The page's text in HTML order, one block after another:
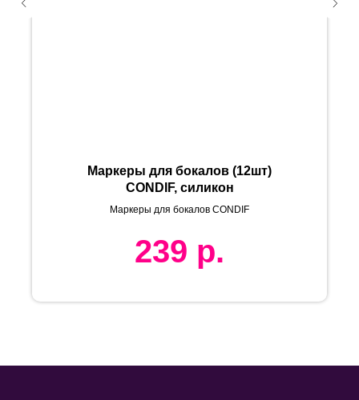
Маркеры для бокалов (12шт)
CONDIF, силикон
Маркеры для бокалов CONDIF
239 р.